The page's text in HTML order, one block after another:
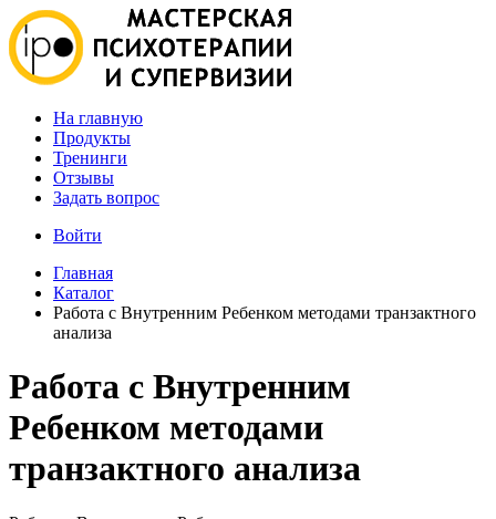
На главную
Продукты
Тренинги
Отзывы
Задать вопрос
Войти
Главная
Каталог
Работа с Внутренним Ребенком методами транзактного
анализа
Работа с Внутренним
Ребенком методами
транзактного анализа